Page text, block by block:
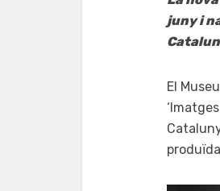
juny i
El